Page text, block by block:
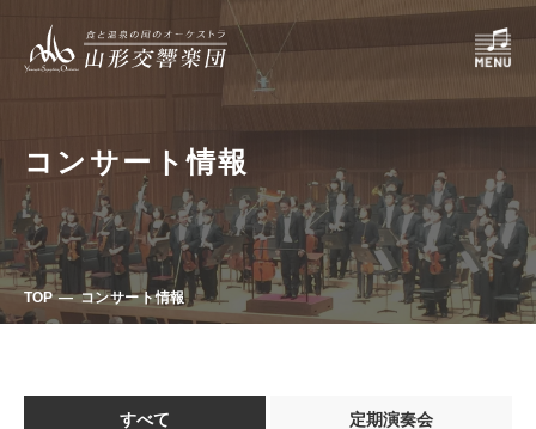
コンサート情報
TOP コンサート情報
すべて 定期演奏会